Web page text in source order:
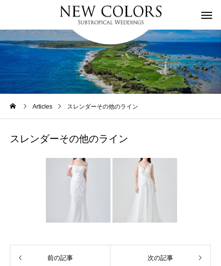
Articles スレンダーその他のライン
スレンダーその他のライン
前の記事 次の記事